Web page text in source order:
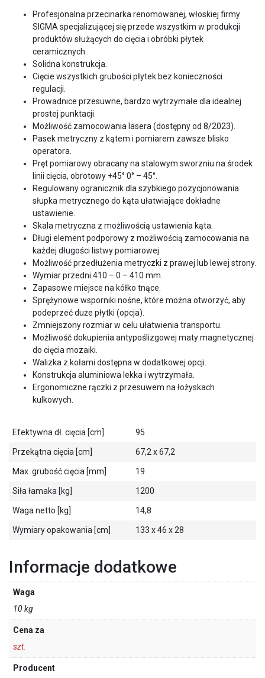
Profesjonalna przecinarka renomowanej, włoskiej firmy
SIGMA specjalizującej się przede wszystkim w produkcji
produktów służących do cięcia i obróbki płytek
ceramicznych.
Solidna konstrukcja.
Cięcie wszystkich grubości płytek bez konieczności
regulacji.
Prowadnice przesuwne, bardzo wytrzymałe dla idealnej
prostej punktacji.
Możliwość zamocowania lasera (dostępny od 8/2023).
Pasek metryczny z kątem i pomiarem zawsze blisko
operatora.
Pręt pomiarowy obracany na stalowym sworzniu na środek
linii cięcia, obrotowy +45° 0° – 45°.
Regulowany ogranicznik dla szybkiego pozycjonowania
słupka metrycznego do kąta ułatwiające dokładne
ustawienie.
Skala metryczna z możliwością ustawienia kąta.
Długi element podporowy z możliwością zamocowania na
każdej długości listwy pomiarowej.
Możliwość przedłużenia metryczki z prawej lub lewej strony.
Wymiar przedni 410 – 0 – 410 mm.
Zapasowe miejsce na kółko tnące.
Sprężynowe wsporniki nośne, które można otworzyć, aby
podeprzeć duże płytki (opcja).
Zmniejszony rozmiar w celu ułatwienia transportu.
Możliwość dokupienia antypoślizgowej maty magnetycznej
do cięcia mozaiki.
Walizka z kołami dostępna w dodatkowej opcji.
Konstrukcja aluminiowa lekka i wytrzymała.
Ergonomiczne rączki z przesuwem na łożyskach
kulkowych.
Efektywna dł. cięcia [cm] 95
Przekątna cięcia [cm] 67,2 x 67,2
Max. grubość cięcia [mm] 19
Siła łamaka [kg] 1200
Waga netto [kg] 14,8
Wymiary opakowania [cm] 133 x 46 x 28
Informacje dodatkowe
Waga
10 kg
Cena za
szt.
Producent